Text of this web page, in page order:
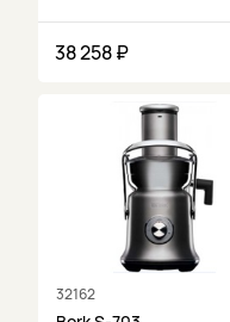
38 258 ₽
32162